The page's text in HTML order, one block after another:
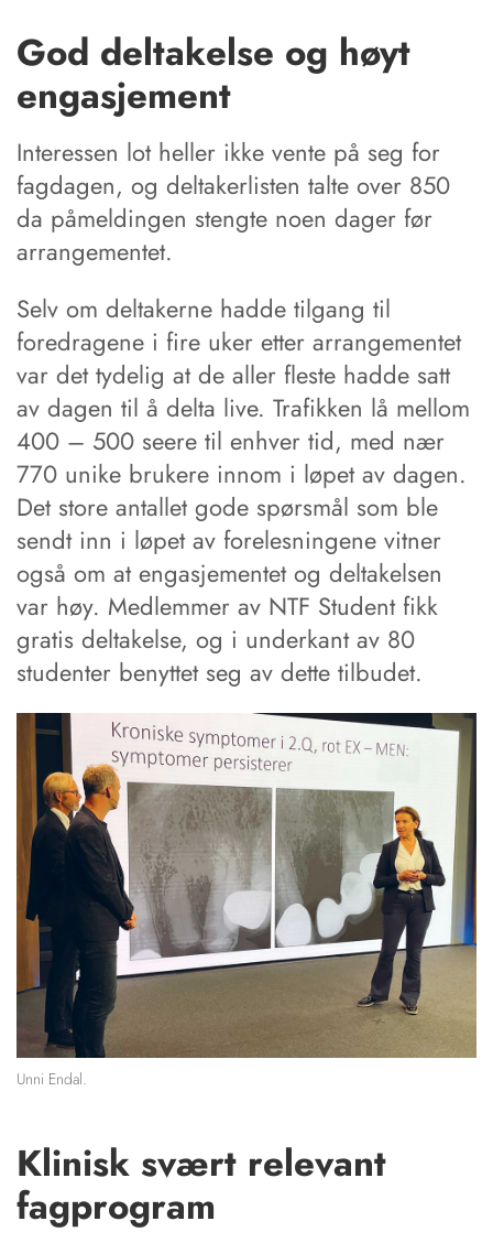
God deltakelse og høyt
engasjement
Interessen lot heller ikke vente på seg for
fagdagen, og deltakerlisten talte over 850
da påmeldingen stengte noen dager før
arrangementet.
Selv om deltakerne hadde tilgang til
foredragene i fire uker etter arrangementet
var det tydelig at de aller fleste hadde satt
av dagen til å delta live. Trafikken lå mellom
400 – 500 seere til enhver tid, med nær
770 unike brukere innom i løpet av dagen.
Det store antallet gode spørsmål som ble
sendt inn i løpet av forelesningene vitner
også om at engasjementet og deltakelsen
var høy. Medlemmer av NTF Student fikk
gratis deltakelse, og i underkant av 80
studenter benyttet seg av dette tilbudet.
Unni Endal.
Klinisk svært relevant
fagprogram